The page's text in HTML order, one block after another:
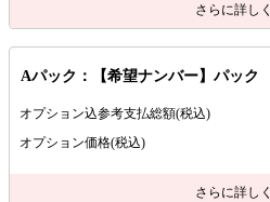
さらに詳しく
Aパック：【希望ナンバー】パック
オプション込参考支払総額(税込)
オプション価格(税込)
さらに詳しく